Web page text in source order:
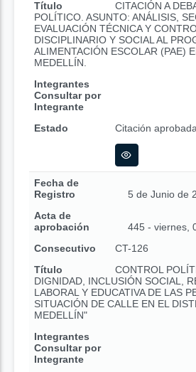
Título
CITACIÓN A
POLÍTICO. ASUNTO: ANÁLISIS,
EVALUACIÓN TÉCNICA Y
DISCIPLINARIO Y SOCIAL AL
ALIMENTACIÓN ESCOLAR (PAE)
MEDELLÍN.
Integrantes
Consultar por
Integrante
Estado
Citación aprobada
Fecha de
Registro
5 de Junio de
Acta de
aprobación
445 - viernes,
Consecutivo
CT-126
Título
CONTROL
DIGNIDAD, INCLUSIÓN SOCIAL,
LABORAL Y EDUCATIVA DE LAS
SITUACIÓN DE CALLE EN EL
MEDELLÍN"
Integrantes
Consultar por
Integrante